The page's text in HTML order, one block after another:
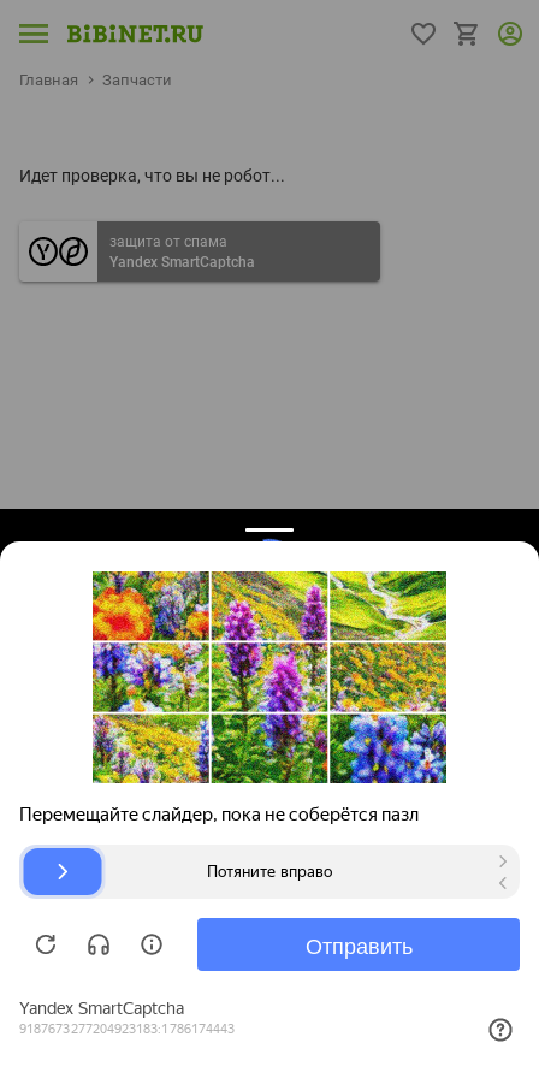
Главная Запчасти
Идет проверка, что вы не робот...
защита от спама
Yandex SmartCaptcha
Поиск запчастей
Для автокомпаний
Авторазборки
О проекте
Помощь
Карта сайта
© bibinet.ru - система поиска запчастей,
Copyright 2010-2026 Все права защищены